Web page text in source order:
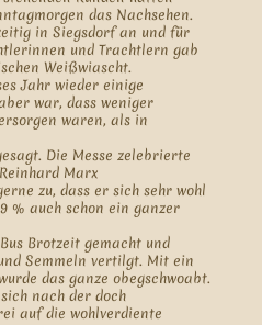
das Nachsehen.
in Siegsdorf an und für
und Trachtlern gab
Weißwiascht.
Jahr wieder einige
war, dass weniger
waren, als in
Die Messe zelebrierte
Marx
zu, dass er sich sehr wohl
% auch schon ein ganzer
Brotzeit gemacht und
Semmeln vertilgt. Mit ein
das ganze obegschwoabt.
nach der doch
auf die wohlverdiente